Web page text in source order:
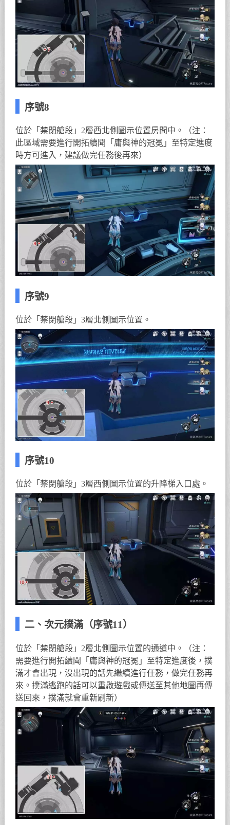
序號8
位於「禁閉艙段」2層西北側圖示位置房間中。（注：
此區域需要進行開拓續聞「庸與神的冠冕」至特定進度
時方可進入，建議做完任務後再來）
序號9
位於「禁閉艙段」3層北側圖示位置。
序號10
位於「禁閉艙段」3層西側圖示位置的升降梯入口處。
二、次元撲滿（序號11）
位於「禁閉艙段」2層北側圖示位置的通道中。（注：
需要進行開拓續聞「庸與神的冠冕」至特定進度後，撲
滿才會出現，沒出現的話先繼續進行任務，做完任務再
來。撲滿逃跑的話可以重啟遊戲或傳送至其他地圖再傳
送回來，撲滿就會重新刷新）